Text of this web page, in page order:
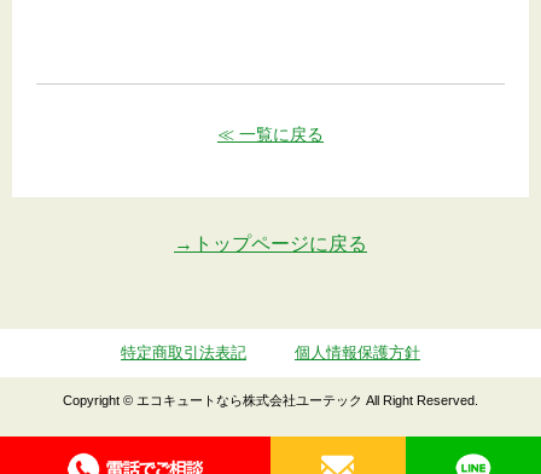
≪ 一覧に戻る
→トップページに戻る
特定商取引法表記 個人情報保護方針
Copyright © エコキュートなら株式会社ユーテック All Right Reserved.